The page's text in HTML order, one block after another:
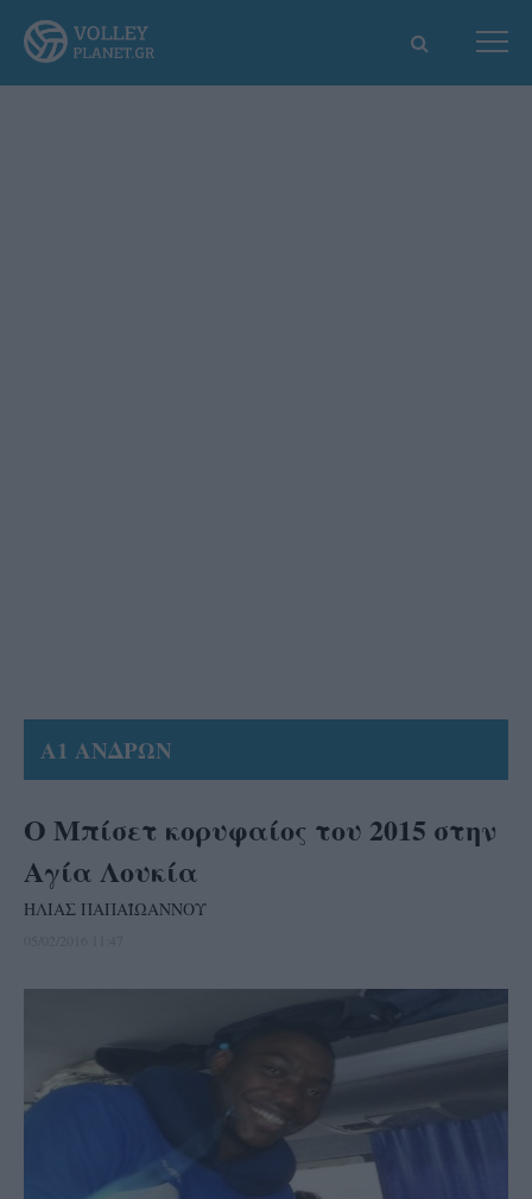
Α1 ΑΝΔΡΩΝ
Ο Μπίσετ κορυφαίος του 2015 στην
Αγία Λουκία
ΗΛΙΑΣ ΠΑΠΑΪΩΑΝΝΟΥ